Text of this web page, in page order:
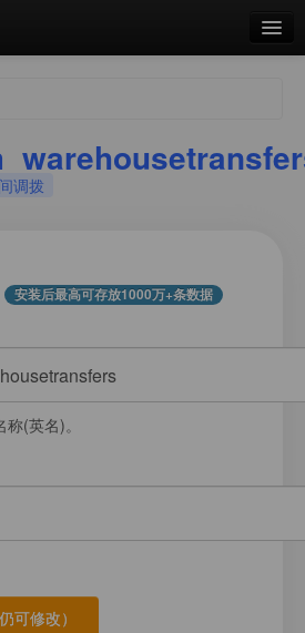
未认证
统计更新于 04:54:50
调拨
安装后最高可存放1000万+条数据
(英名)。